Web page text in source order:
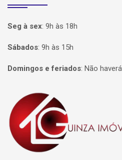
Seg à sex: 9h às 18h
Sábados: 9h às 15h
Domingos e feriados: Não
Página inicial